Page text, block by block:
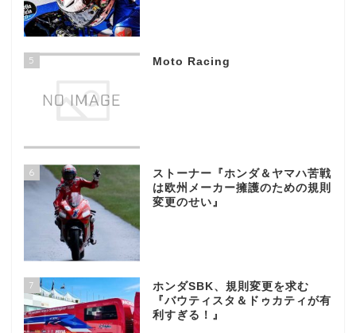
5 Moto Racing
6
ストーナー『ホンダ＆ヤマハ苦戦
は欧州メーカー擁護のための規則
変更のせい』
7
ホンダSBK、規則変更を求む
『バウティスタ＆ドゥカティが有
利すぎる！』